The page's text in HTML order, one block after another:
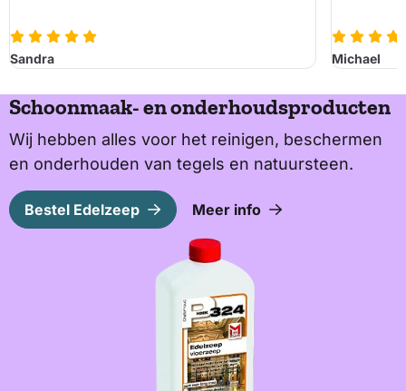
Sandra Michael
Schoonmaak- en onderhoudsproducten
Wij hebben alles voor het reinigen, beschermen
en onderhouden van tegels en natuursteen.
Bestel Edelzeep Meer info